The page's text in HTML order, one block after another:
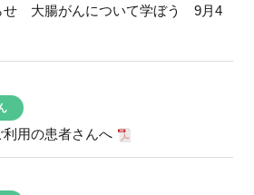
せ 大腸がんについて学ぼう 9月4
用の患者さんへ